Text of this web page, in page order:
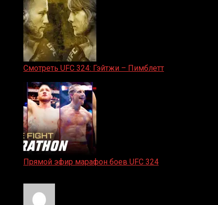
Смотреть UFC 324: Гэйтжи – Пимблетт
Прямой эфир марафон боев UFC 324